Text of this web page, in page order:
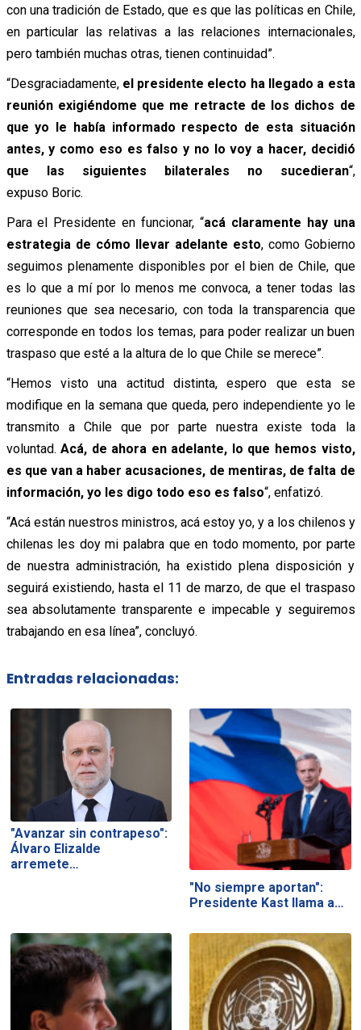
con una tradición de Estado, que es que las políticas en Chile,
en particular las relativas a las relaciones internacionales,
pero también muchas otras, tienen continuidad”.
“Desgraciadamente, el presidente electo ha llegado a esta
reunión exigiéndome que me retracte de los dichos de
que yo le había informado respecto de esta situación
antes, y como eso es falso y no lo voy a hacer, decidió
que las siguientes bilaterales no sucedieran“,
expuso Boric.
Para el Presidente en funcionar, “acá claramente hay una
estrategia de cómo llevar adelante esto, como Gobierno
seguimos plenamente disponibles por el bien de Chile, que
es lo que a mí por lo menos me convoca, a tener todas las
reuniones que sea necesario, con toda la transparencia que
corresponde en todos los temas, para poder realizar un buen
traspaso que esté a la altura de lo que Chile se merece”.
“Hemos visto una actitud distinta, espero que esta se
modifique en la semana que queda, pero independiente yo le
transmito a Chile que por parte nuestra existe toda la
voluntad.Acá, de ahora en adelante, lo que hemos visto,
es que van a haber acusaciones, de mentiras, de falta de
información, yo les digo todo eso es falso“, enfatizó.
“Acá están nuestros ministros, acá estoy yo, y a los chilenos y
chilenas les doy mi palabra que en todo momento, por parte
de nuestra administración, ha existido plena disposición y
seguirá existiendo, hasta el 11 de marzo, de que el traspaso
sea absolutamente transparente e impecable y seguiremos
trabajando en esa línea”, concluyó.
Entradas relacionadas:
"Avanzar sin contrapeso":
Álvaro Elizalde
arremete…
"No siempre aportan":
Presidente Kast llama a…